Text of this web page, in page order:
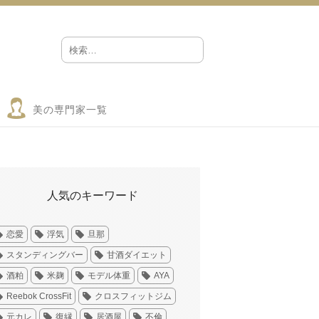
美の専門家一覧
人気のキーワード
恋愛 浮気 旦那
スタンディングバー 甘酒ダイエット
酒粕 米麹 モデル体重 AYA
Reebok CrossFit クロスフィットジム
元カレ 復縁 居酒屋 不倫